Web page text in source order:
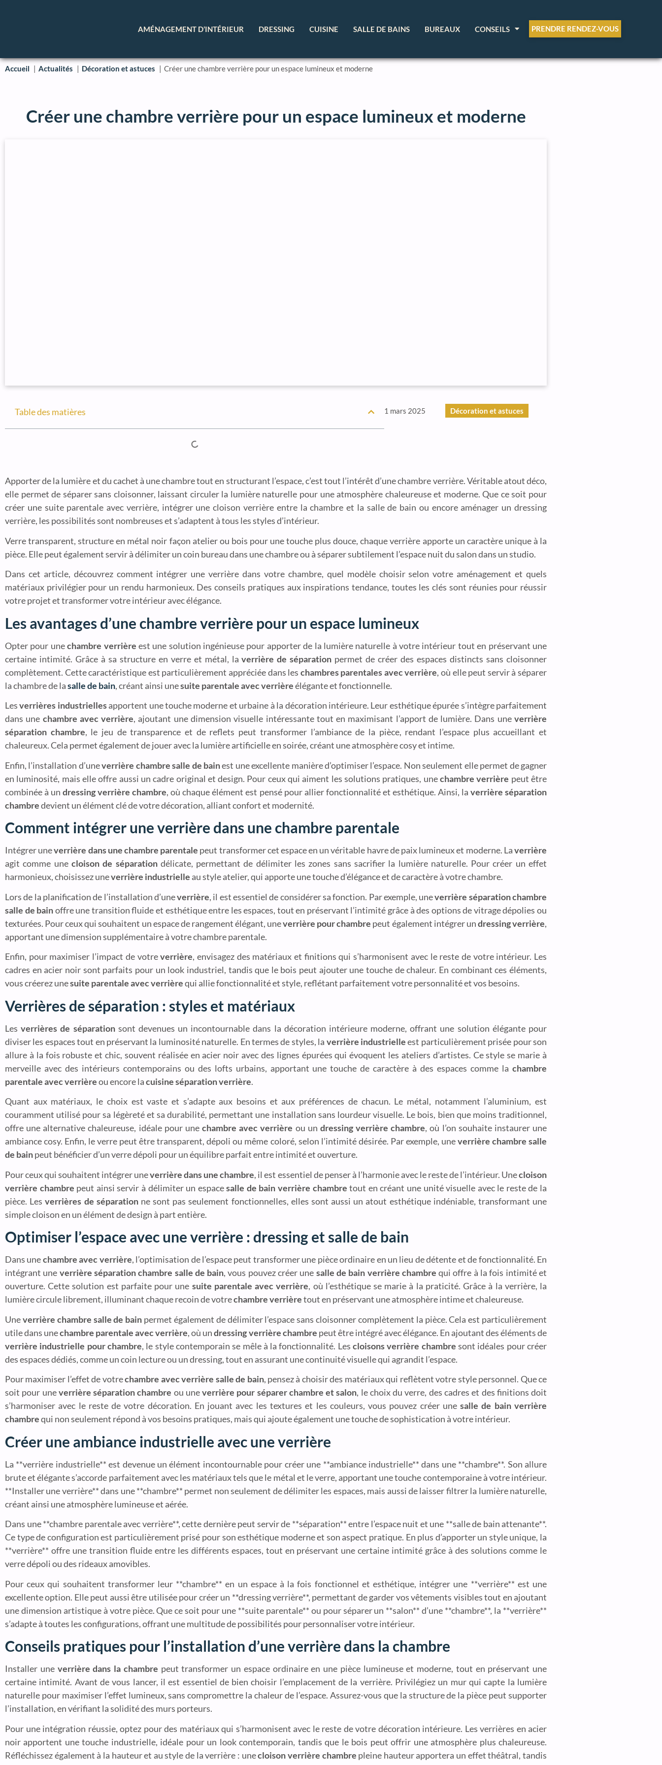
AMÉNAGEMENT D’INTÉRIEUR DRESSING CUISINE SALLE DE BAINS BUREAUX CONSEILS PRENDRE RENDEZ-VOUS
Accueil Actualités Décoration et astuces Créer une chambre verrière pour un espace lumineux et moderne
Créer une chambre verrière pour un espace lumineux et moderne
Table des matières 1 mars 2025 Décoration et astuces
Apporter de la lumière et du cachet à une chambre tout en structurant l’espace, c’est tout l’intérêt d’une chambre verrière. Véritable atout déco,
elle permet de séparer sans cloisonner, laissant circuler la lumière naturelle pour une atmosphère chaleureuse et moderne. Que ce soit pour
créer une suite parentale avec verrière, intégrer une cloison verrière entre la chambre et la salle de bain ou encore aménager un dressing
verrière, les possibilités sont nombreuses et s’adaptent à tous les styles d’intérieur.
Verre transparent, structure en métal noir façon atelier ou bois pour une touche plus douce, chaque verrière apporte un caractère unique à la
pièce. Elle peut également servir à délimiter un coin bureau dans une chambre ou à séparer subtilement l’espace nuit du salon dans un studio.
Dans cet article, découvrez comment intégrer une verrière dans votre chambre, quel modèle choisir selon votre aménagement et quels
matériaux privilégier pour un rendu harmonieux. Des conseils pratiques aux inspirations tendance, toutes les clés sont réunies pour réussir
votre projet et transformer votre intérieur avec élégance.
Les avantages d’une chambre verrière pour un espace lumineux
Opter pour unechambre verrière est une solution ingénieuse pour apporter de la lumière naturelle à votre intérieur tout en préservant une
certaine intimité. Grâce à sa structure en verre et métal, laverrière de séparation permet de créer des espaces distincts sans cloisonner
complètement. Cette caractéristique est particulièrement appréciée dans les chambres parentales avec verrière, où elle peut servir à séparer
la chambre de lasalle de bain, créant ainsi unesuite parentale avec verrièreélégante et fonctionnelle.
Lesverrières industriellesapportent une touche moderne et urbaine à la décoration intérieure. Leur esthétique épurée s’intègre parfaitement
dans une chambre avec verrière, ajoutant une dimension visuelle intéressante tout en maximisant l’apport de lumière. Dans uneverrière
séparation chambre, le jeu de transparence et de reflets peut transformer l’ambiance de la pièce, rendant l’espace plus accueillant et
chaleureux. Cela permet également de jouer avec la lumière artificielle en soirée, créant une atmosphère cosy et intime.
Enfin, l’installation d’uneverrière chambre salle de bainest une excellente manière d’optimiser l’espace. Non seulement elle permet de gagner
en luminosité, mais elle offre aussi un cadre original et design. Pour ceux qui aiment les solutions pratiques, unechambre verrière peut être
combinée à undressing verrière chambre, où chaque élément est pensé pour allier fonctionnalité et esthétique. Ainsi, la verrière séparation
chambredevient un élément clé de votre décoration, alliant confort et modernité.
Comment intégrer une verrière dans une chambre parentale
Intégrer uneverrière dans une chambre parentale peut transformer cet espace en un véritable havre de paix lumineux et moderne. Laverrière
agit comme une cloison de séparationdélicate, permettant de délimiter les zones sans sacrifier la lumière naturelle. Pour créer un effet
harmonieux, choisissez uneverrière industrielle au style atelier, qui apporte une touche d’élégance et de caractère à votre chambre.
Lors de la planification de l’installation d’uneverrière, il est essentiel de considérer sa fonction. Par exemple, uneverrière séparation chambre
salle de bainoffre une transition fluide et esthétique entre les espaces, tout en préservant l’intimité grâce à des options de vitrage dépolies ou
texturées. Pour ceux qui souhaitent un espace de rangement élégant, uneverrière pour chambre peut également intégrer undressing verrière,
apportant une dimension supplémentaire à votre chambre parentale.
Enfin, pour maximiser l’impact de votreverrière, envisagez des matériaux et finitions qui s’harmonisent avec le reste de votre intérieur. Les
cadres en acier noir sont parfaits pour un look industriel, tandis que le bois peut ajouter une touche de chaleur. En combinant ces éléments,
vous créerez unesuite parentale avec verrièrequi allie fonctionnalité et style, reflétant parfaitement votre personnalité et vos besoins.
Verrières de séparation : styles et matériaux
Lesverrières de séparationsont devenues un incontournable dans la décoration intérieure moderne, offrant une solution élégante pour
diviser les espaces tout en préservant la luminosité naturelle. En termes de styles, la verrière industrielleest particulièrement prisée pour son
allure à la fois robuste et chic, souvent réalisée en acier noir avec des lignes épurées qui évoquent les ateliers d’artistes. Ce style se marie à
merveille avec des intérieurs contemporains ou des lofts urbains, apportant une touche de caractère à des espaces comme la chambre
parentale avec verrièreou encore lacuisine séparation verrière.
Quant aux matériaux, le choix est vaste et s’adapte aux besoins et aux préférences de chacun. Le métal, notamment l’aluminium, est
couramment utilisé pour sa légèreté et sa durabilité, permettant une installation sans lourdeur visuelle. Le bois, bien que moins traditionnel,
offre une alternative chaleureuse, idéale pour unechambre avec verrière ou un dressing verrière chambre, où l’on souhaite instaurer une
ambiance cosy. Enfin, le verre peut être transparent, dépoli ou même coloré, selon l’intimité désirée. Par exemple, uneverrière chambre salle
de bainpeut bénéficier d’un verre dépoli pour un équilibre parfait entre intimité et ouverture.
Pour ceux qui souhaitent intégrer uneverrière dans une chambre, il est essentiel de penser à l’harmonie avec le reste de l’intérieur. Unecloison
verrière chambre peut ainsi servir à délimiter un espacesalle de bain verrière chambre tout en créant une unité visuelle avec le reste de la
pièce. Lesverrières de séparationne sont pas seulement fonctionnelles, elles sont aussi un atout esthétique indéniable, transformant une
simple cloison en un élément de design à part entière.
Optimiser l’espace avec une verrière : dressing et salle de bain
Dans unechambre avec verrière, l’optimisation de l’espace peut transformer une pièce ordinaire en un lieu de détente et de fonctionnalité. En
intégrant une verrière séparation chambre salle de bain, vous pouvez créer une salle de bain verrière chambre qui offre à la fois intimité et
ouverture. Cette solution est parfaite pour une suite parentale avec verrière, où l’esthétique se marie à la praticité. Grâce à la verrière, la
lumière circule librement, illuminant chaque recoin de votrechambre verrièretout en préservant une atmosphère intime et chaleureuse.
Uneverrière chambre salle de bain permet également de délimiter l’espace sans cloisonner complètement la pièce. Cela est particulièrement
utile dans unechambre parentale avec verrière, où undressing verrière chambre peut être intégré avec élégance. En ajoutant des éléments de
verrière industrielle pour chambre, le style contemporain se mêle à la fonctionnalité. Lescloisons verrière chambre sont idéales pour créer
des espaces dédiés, comme un coin lecture ou un dressing, tout en assurant une continuité visuelle qui agrandit l’espace.
Pour maximiser l’effet de votrechambre avec verrière salle de bain, pensez à choisir des matériaux qui reflètent votre style personnel. Que ce
soit pour uneverrière séparation chambre ou uneverrière pour séparer chambre et salon, le choix du verre, des cadres et des finitions doit
s’harmoniser avec le reste de votre décoration. En jouant avec les textures et les couleurs, vous pouvez créer unesalle de bain verrière
chambrequi non seulement répond à vos besoins pratiques, mais qui ajoute également une touche de sophistication à votre intérieur.
Créer une ambiance industrielle avec une verrière
La **verrière industrielle** est devenue un élément incontournable pour créer une **ambiance industrielle** dans une **chambre**. Son allure
brute et élégante s’accorde parfaitement avec les matériaux tels que le métal et le verre, apportant une touche contemporaine à votre intérieur.
**Installer une verrière** dans une **chambre** permet non seulement de délimiter les espaces, mais aussi de laisser filtrer la lumière naturelle,
créant ainsi une atmosphère lumineuse et aérée.
Dans une **chambre parentale avec verrière**, cette dernière peut servir de **séparation** entre l’espace nuit et une **salle de bain attenante**.
Ce type de configuration est particulièrement prisé pour son esthétique moderne et son aspect pratique. En plus d’apporter un style unique, la
**verrière** offre une transition fluide entre les différents espaces, tout en préservant une certaine intimité grâce à des solutions comme le
verre dépoli ou des rideaux amovibles.
Pour ceux qui souhaitent transformer leur **chambre** en un espace à la fois fonctionnel et esthétique, intégrer une **verrière** est une
excellente option. Elle peut aussi être utilisée pour créer un **dressing verrière**, permettant de garder vos vêtements visibles tout en ajoutant
une dimension artistique à votre pièce. Que ce soit pour une **suite parentale** ou pour séparer un **salon** d’une **chambre**, la **verrière**
s’adapte à toutes les configurations, offrant une multitude de possibilités pour personnaliser votre intérieur.
Conseils pratiques pour l’installation d’une verrière dans la chambre
Installer une verrière dans la chambre peut transformer un espace ordinaire en une pièce lumineuse et moderne, tout en préservant une
certaine intimité. Avant de vous lancer, il est essentiel de bien choisir l’emplacement de la verrière. Privilégiez un mur qui capte la lumière
naturelle pour maximiser l’effet lumineux, sans compromettre la chaleur de l’espace. Assurez-vous que la structure de la pièce peut supporter
l’installation, en vérifiant la solidité des murs porteurs.
Pour une intégration réussie, optez pour des matériaux qui s’harmonisent avec le reste de votre décoration intérieure. Les verrières en acier
noir apportent une touche industrielle, idéale pour un look contemporain, tandis que le bois peut offrir une atmosphère plus chaleureuse.
Réfléchissez également à la hauteur et au style de la verrière : unecloison verrière chambre pleine hauteur apportera un effet théâtral, tandis